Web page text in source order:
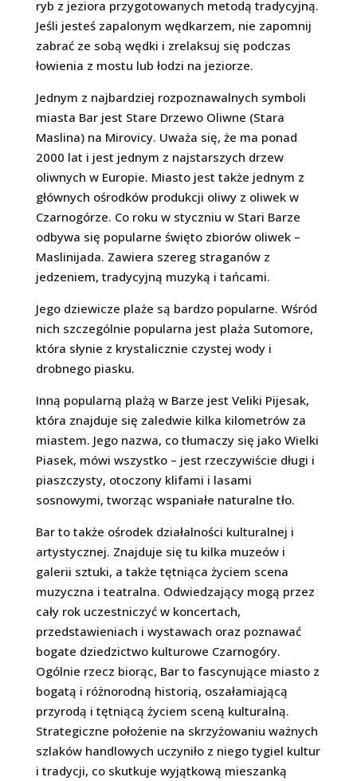
ryb z jeziora przygotowanych metodą tradycyjną.
Jeśli jesteś zapalonym wędkarzem, nie zapomnij
zabrać ze sobą wędki i zrelaksuj się podczas
łowienia z mostu lub łodzi na jeziorze.
Jednym z najbardziej rozpoznawalnych symboli
miasta Bar jest Stare Drzewo Oliwne (Stara
Maslina) na Mirovicy. Uważa się, że ma ponad
2000 lat i jest jednym z najstarszych drzew
oliwnych w Europie. Miasto jest także jednym z
głównych ośrodków produkcji oliwy z oliwek w
Czarnogórze. Co roku w styczniu w Stari Barze
odbywa się popularne święto zbiorów oliwek –
Maslinijada. Zawiera szereg straganów z
jedzeniem, tradycyjną muzyką i tańcami.
Jego dziewicze plaże są bardzo popularne. Wśród
nich szczególnie popularna jest plaża Sutomore,
która słynie z krystalicznie czystej wody i
drobnego piasku.
Inną popularną plażą w Barze jest Veliki Pijesak,
która znajduje się zaledwie kilka kilometrów za
miastem. Jego nazwa, co tłumaczy się jako Wielki
Piasek, mówi wszystko – jest rzeczywiście długi i
piaszczysty, otoczony klifami i lasami
sosnowymi, tworząc wspaniałe naturalne tło.
Bar to także ośrodek działalności kulturalnej i
artystycznej. Znajduje się tu kilka muzeów i
galerii sztuki, a także tętniąca życiem scena
muzyczna i teatralna. Odwiedzający mogą przez
cały rok uczestniczyć w koncertach,
przedstawieniach i wystawach oraz poznawać
bogate dziedzictwo kulturowe Czarnogóry.
Ogólnie rzecz biorąc, Bar to fascynujące miasto z
bogatą i różnorodną historią, oszałamiającą
przyrodą i tętniącą życiem sceną kulturalną.
Strategiczne położenie na skrzyżowaniu ważnych
szlaków handlowych uczyniło z niego tygiel kultur
i tradycji, co skutkuje wyjątkową mieszanką